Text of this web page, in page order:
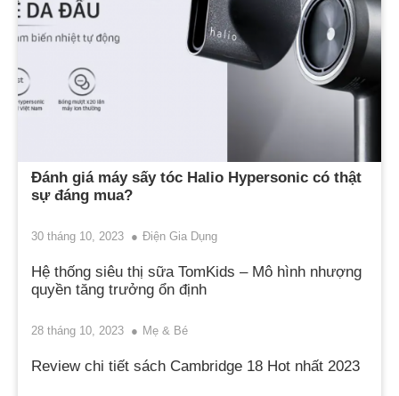
Đánh giá máy sấy tóc Halio Hypersonic có thật
sự đáng mua?
30 tháng 10, 2023 Điện Gia Dụng
Hệ thống siêu thị sữa TomKids – Mô hình nhượng
quyền tăng trưởng ổn định
28 tháng 10, 2023 Mẹ & Bé
Review chi tiết sách Cambridge 18 Hot nhất 2023